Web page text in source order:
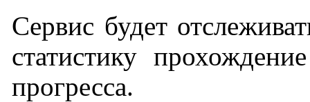
Сервис будет
статистику
прогресса.